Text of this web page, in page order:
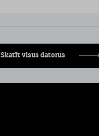
Skatīt visus datorus